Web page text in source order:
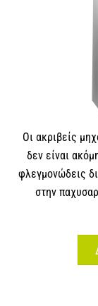
Οι ακριβείς
δεν είναι
φλεγμονώδεις
στην